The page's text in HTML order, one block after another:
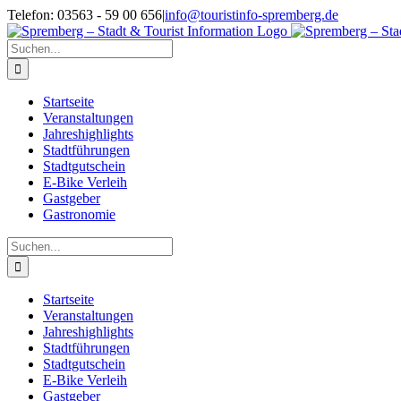
Zum
Inhalt
springen
Telefon: 03563 - 59 00 656|info@touristinfo-spremberg.de
Facebook
Instagram
Suche
nach:
Startseite
Veranstaltungen
Jahreshighlights
Stadtführungen
Stadtgutschein
E-Bike Verleih
Gastgeber
Gastronomie
Suche
nach:
Startseite
Veranstaltungen
Jahreshighlights
Stadtführungen
Stadtgutschein
E-Bike Verleih
Gastgeber